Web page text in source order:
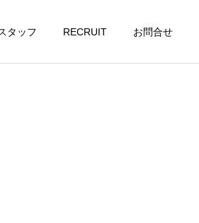
タッフ RECRUIT お問合せ